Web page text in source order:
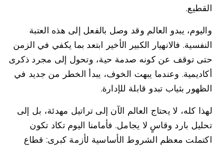
القطيع.
واليوم، يبدو العالم وقد وصل بالفعل إلى هذه العتبة
النفسية. فالانهيار الكبير الأخير ابتعد بما يكفي في الزمن
حتى توقف عن كونه صدمة حية، وتحول إلى مجرد ذكرى
أكاديمية. وعندما يبهت الخوف، يبدأ الخطر من جديد في
الظهور بثياب تبدو قابلة للإدارة.
لهذا كله، لا يحتاج العالم الآن إلى تراتيل مهدئة، بل إلى
تحليل بارد وقاسٍ لا يجامل. فأمامنا اليوم تكاد تكون
اكتملت معظم الشروط الأساسية لأزمة كبرى: قطاع